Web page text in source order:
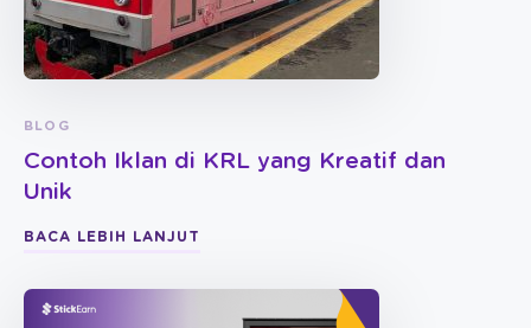
BLOG
Contoh Iklan di KRL yang Kreatif dan
Unik
BACA LEBIH LANJUT